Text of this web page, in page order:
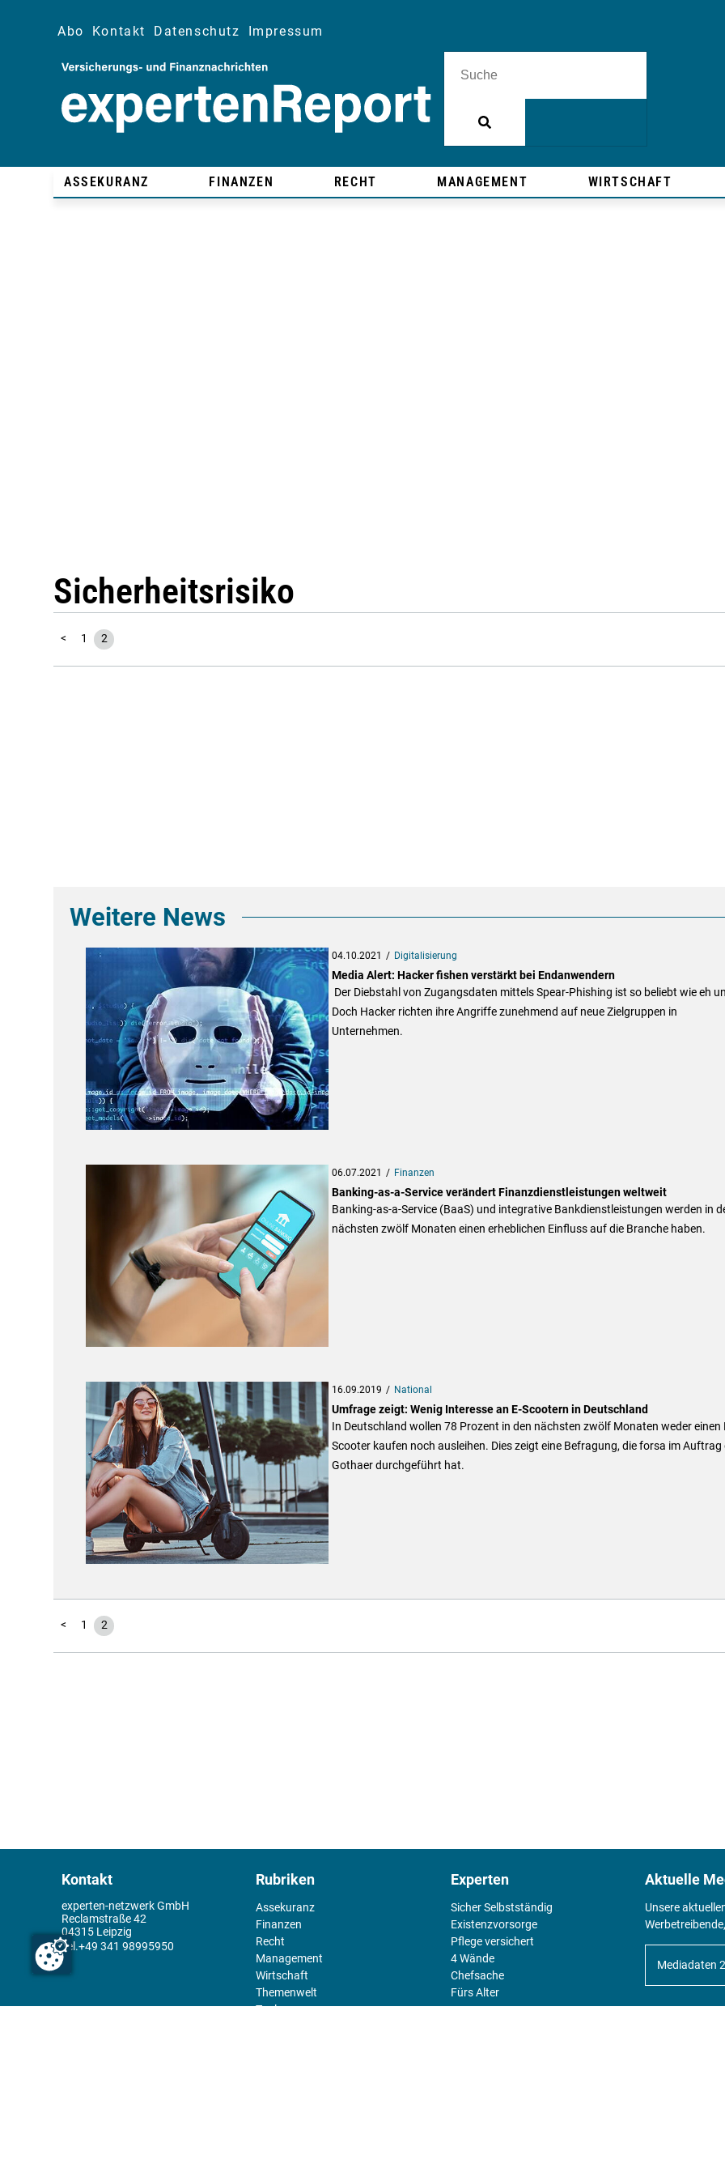
Abo Kontakt Datenschutz Impressum
ASSEKURANZ FINANZEN RECHT MANAGEMENT WIRTSCHAFT
Sicherheitsrisiko
< 1 2
Weitere News
04.10.2021 Digitalisierung
Media Alert: Hacker fishen verstärkt bei Endanwendern
Der Diebstahl von Zugangsdaten mittels Spear-Phishing ist so beliebt wie eh
Doch Hacker richten ihre Angriffe zunehmend auf neue Zielgruppen in
Unternehmen.
06.07.2021 Finanzen
Banking-as-a-Service verändert Finanzdienstleistungen weltweit
Banking-as-a-Service (BaaS) und integrative Bankdienstleistungen werden in
nächsten zwölf Monaten einen erheblichen Einfluss auf die Branche haben.
16.09.2019 National
Umfrage zeigt: Wenig Interesse an E-Scootern in Deutschland
In Deutschland wollen 78 Prozent in den nächsten zwölf Monaten weder einen
Scooter kaufen noch ausleihen. Dies zeigt eine Befragung, die forsa im Auftrag
Gothaer durchgeführt hat.
< 1 2
Kontakt
experten-netzwerk GmbH
Reclamstraße 42
04315 Leipzig
+49 341 98995950
Rubriken
Assekuranz
Finanzen
Recht
Management
Wirtschaft
Themenwelt
Tools
Experten
Sicher Selbstständig
Existenz­vorsorge
Pflege versichert
4 Wände
Chefsache
Fürs Alter
Aktuelle
Unsere
Mediadaten